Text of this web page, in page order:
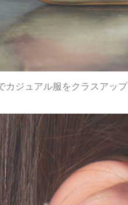
カジュアル服をクラスアップ